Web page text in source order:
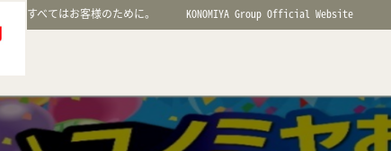
すべてはお客様のために。 KONOMIYA Group Official Website